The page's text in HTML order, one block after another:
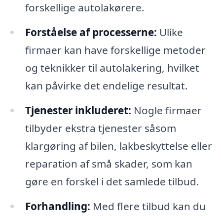
forskellige autolakørere.
Forståelse af processerne: Ulike
firmaer kan have forskellige metoder
og teknikker til autolakering, hvilket
kan påvirke det endelige resultat.
Tjenester inkluderet: Nogle firmaer
tilbyder ekstra tjenester såsom
klargøring af bilen, lakbeskyttelse eller
reparation af små skader, som kan
gøre en forskel i det samlede tilbud.
Forhandling: Med flere tilbud kan du